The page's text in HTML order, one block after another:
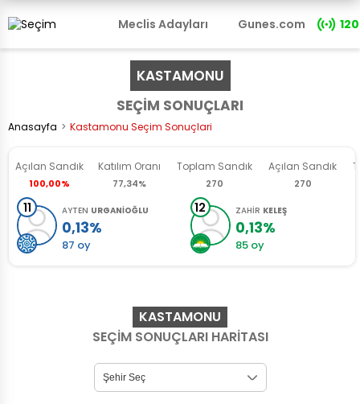
Meclis Adayları Gunes.com 120
KASTAMONU
SEÇİM SONUÇLARI
Anasayfa Kastamonu Seçim Sonuçlari
Açılan Sandık
100,00%
Katılım Oranı
77,34%
Toplam Sandık
270
Açılan Sandık
270
11 AYTEN URGANİOĞLU
0,13%
87 oy
12 ZAHİR KELEŞ
0,13%
85 oy
KASTAMONU
SEÇİM SONUÇLARI HARİTASI